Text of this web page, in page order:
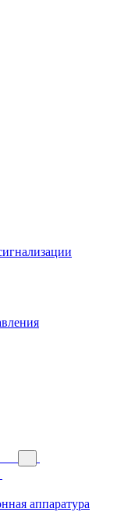
аппаратура